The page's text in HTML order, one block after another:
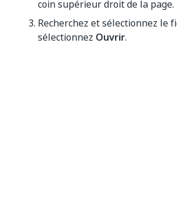
coin supérieur droit de la page.
Recherchez et sélectionnez le
sélectionnez Ouvrir.